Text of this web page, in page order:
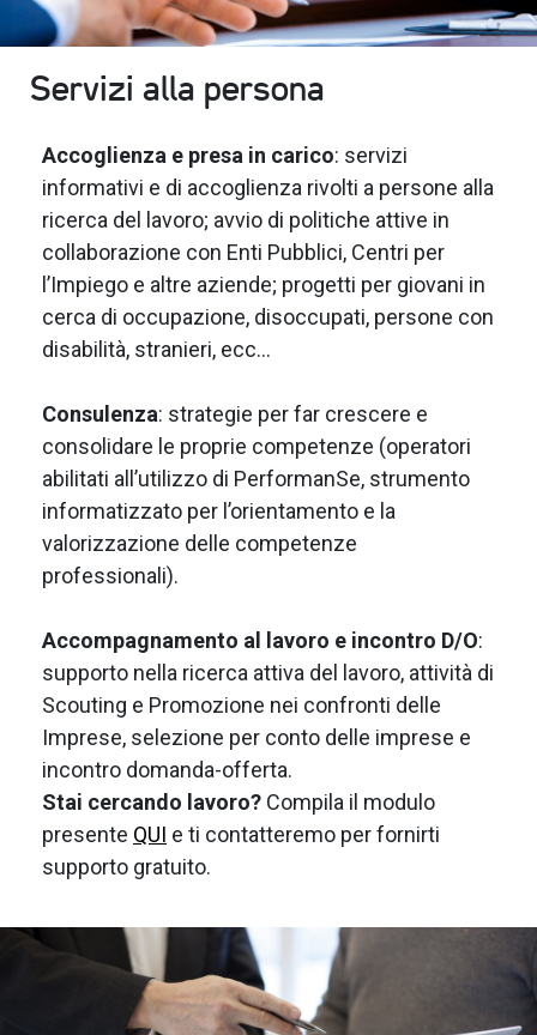
Servizi alla persona
Accoglienza e presa in carico: servizi
informativi e di accoglienza rivolti a persone alla
ricerca del lavoro; avvio di politiche attive in
collaborazione con Enti Pubblici, Centri per
l’Impiego e altre aziende; progetti per giovani in
cerca di occupazione, disoccupati, persone con
disabilità, stranieri, ecc…
Consulenza: strategie per far crescere e
consolidare le proprie competenze (operatori
abilitati all’utilizzo di PerformanSe, strumento
informatizzato per l’orientamento e la
valorizzazione delle competenze
professionali).
Accompagnamento al lavoro e incontro D/O:
supporto nella ricerca attiva del lavoro, attività di
Scouting e Promozione nei confronti delle
Imprese, selezione per conto delle imprese e
incontro domanda-offerta.
Stai cercando lavoro? Compila il modulo
presente QUI e ti contatteremo per fornirti
supporto gratuito.